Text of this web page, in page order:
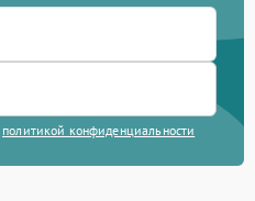
политикой конфиденциальности